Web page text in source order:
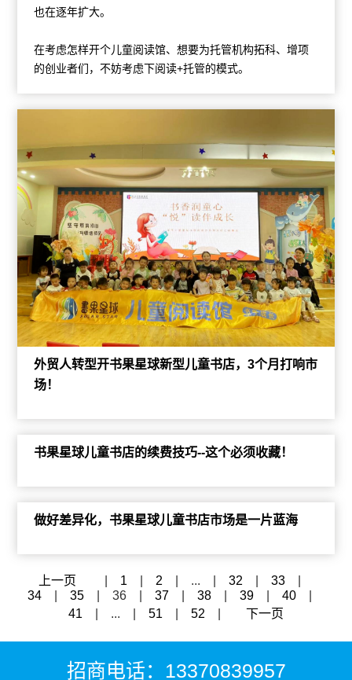
也在逐年扩大。
在考虑怎样开个儿童阅读馆、想要为托管机构拓科、增项
的创业者们，不妨考虑下阅读+托管的模式。
外贸人转型开书果星球新型儿童书店，3个月打响市
场！
书果星球儿童书店的续费技巧--这个必须收藏！
做好差异化，书果星球儿童书店市场是一片蓝海
上一页 1 2 ... 32 33
34
35 36 37 38 39 40
41
... 51 52 下一页
招商电话：13370839957